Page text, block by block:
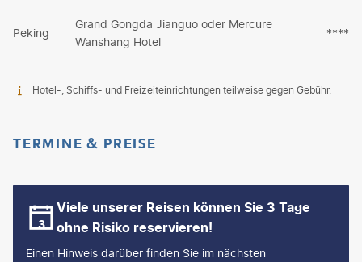
Peking
Grand Gongda Jianguo oder Mercure
Wanshang Hotel
****
Hotel-, Schiffs- und Freizeiteinrichtungen teilweise gegen Gebühr.
TERMINE & PREISE
Viele unserer Reisen können Sie 3 Tage
ohne Risiko reservieren!
Einen Hinweis darüber finden Sie im nächsten